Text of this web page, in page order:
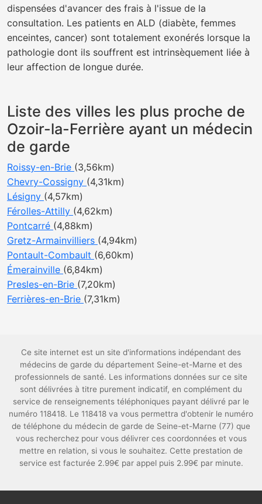
dispensées d'avancer des frais à l'issue de la
consultation. Les patients en ALD (diabète, femmes
enceintes, cancer) sont totalement exonérés lorsque la
pathologie dont ils souffrent est intrinsèquement liée à
leur affection de longue durée.
Liste des villes les plus proche de
Ozoir-la-Ferrière ayant un médecin
de garde
Roissy-en-Brie (3,56km)
Chevry-Cossigny (4,31km)
Lésigny (4,57km)
Férolles-Attilly (4,62km)
Pontcarré (4,88km)
Gretz-Armainvilliers (4,94km)
Pontault-Combault (6,60km)
Émerainville (6,84km)
Presles-en-Brie (7,20km)
Ferrières-en-Brie (7,31km)
Ce site internet est un site d'informations indépendant des
médecins de garde du département Seine-et-Marne et des
professionnels de santé. Les informations données sur ce site
sont délivrées à titre purement indicatif, en complément du
service de renseignements téléphoniques payant délivré par le
numéro 118418. Le 118418 va vous permettra d'obtenir le numéro
de téléphone du médecin de garde de Seine-et-Marne (77) que
vous recherchez pour vous délivrer ces coordonnées et vous
mettre en relation, si vous le souhaitez. Cette prestation de
service est facturée 2.99€ par appel puis 2.99€ par minute.